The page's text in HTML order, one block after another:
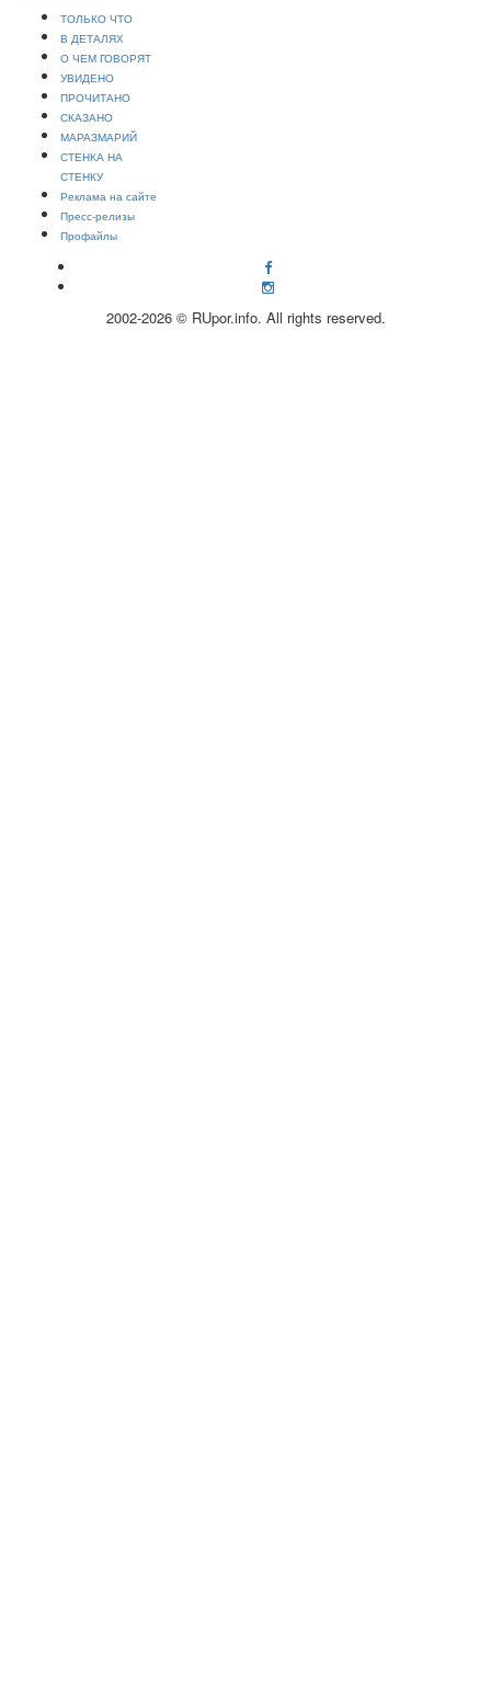
ТОЛЬКО ЧТО
В ДЕТАЛЯХ
О ЧЕМ ГОВОРЯТ
УВИДЕНО
ПРОЧИТАНО
СКАЗАНО
МАРАЗМАРИЙ
СТЕНКА НА
СТЕНКУ
Реклама на сайте
Пресс-релизы
Профайлы
2002-2026 © RUpor.info. All rights reserved.